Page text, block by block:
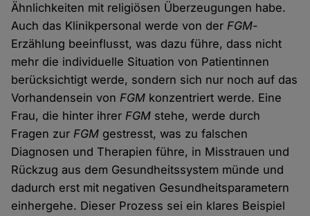
Ähnlichkeiten mit religiösen Überzeugungen habe.
Auch das Klinikpersonal werde von derFGM-
Erzählung beeinflusst, was dazu führe, dass nicht
mehr die individuelle Situation von Patientinnen
berücksichtigt werde, sondern sich nur noch auf das
Vorhandensein vonFGM konzentriert werde. Eine
Frau, die hinter ihrerFGM stehe, werde durch
Fragen zurFGM gestresst, was zu falschen
Diagnosen und Therapien führe, in Misstrauen und
Rückzug aus dem Gesundheitssystem münde und
dadurch erst mit negativen Gesundheitsparametern
einhergehe. Dieser Prozess sei ein klares Beispiel